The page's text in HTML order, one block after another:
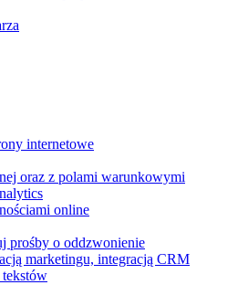
internetowe
oraz z polami warunkowymi
online
prośby o oddzwonienie
marketingu, integracją CRM
tekstów